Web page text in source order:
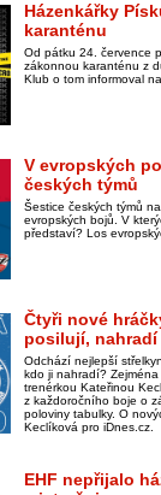
Házenkářky
karanténu
Od pátku 24. července
zákonnou karanténu z
Klub o tom informoval
V evropských
českých týmů
Šestice českých týmů
evropských bojů. V
představí? Los
Čtyři nové
posilují,
Odchází nejlepší
kdo ji nahradí?
trenérkou Kateřinou
z každoročního boje o
poloviny tabulky. O
Keclíková pro iDnes.cz.
EHF nepřijalo